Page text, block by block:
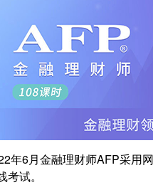
年6月金融理财师AFP采用
考试。